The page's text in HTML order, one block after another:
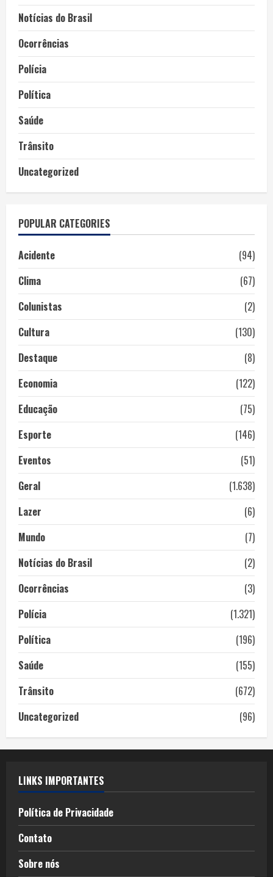
Notícias do Brasil
Ocorrências
Polícia
Política
Saúde
Trânsito
Uncategorized
POPULAR CATEGORIES
Acidente
(94)
Clima
(67)
Colunistas
(2)
Cultura
(130)
Destaque
(8)
Economia
(122)
Educação
(75)
Esporte
(146)
Eventos
(51)
Geral
(1.638)
Lazer
(6)
Mundo
(7)
Notícias do Brasil
(2)
Ocorrências
(3)
Polícia
(1.321)
Política
(196)
Saúde
(155)
Trânsito
(672)
Uncategorized
(96)
LINKS IMPORTANTES
Política de Privacidade
Contato
Sobre nós